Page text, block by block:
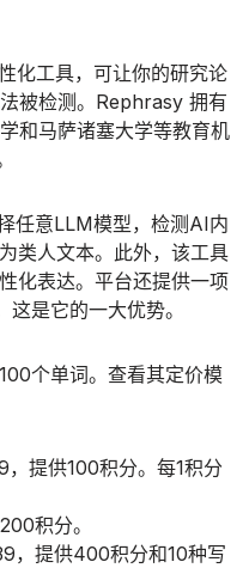
化工具，可让你的研究论
被检测。Rephrasy 拥有
和马萨诸塞大学等教育机
任意LLM模型，检测AI内
类人文本。此外，该工具
化表达。平台还提供一项
是它的一大优势。
个单词。查看其定价模
提供100积分。每1积分
积分。
，提供400积分和10种写